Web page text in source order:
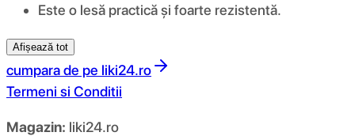
Este o lesă practică și foarte rezistentă.
Afișează tot
cumpara de pe liki24.ro
Termeni si Conditii
Magazin: liki24.ro